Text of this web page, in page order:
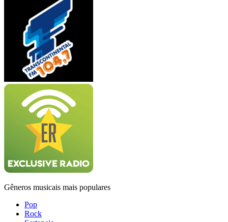
Gêneros musicais mais populares
Pop
Rock